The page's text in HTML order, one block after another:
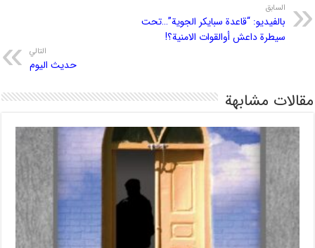
السابق
بالفيديو: “قاعدة سبايكر الجوية”…تحت
سيطرة داعش أوالقوات الامنية؟!
التالي
حدیث الیوم
مقالات مشابهة